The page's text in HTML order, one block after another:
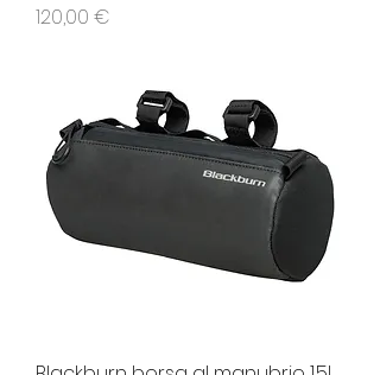
Prezzo
120,00 €